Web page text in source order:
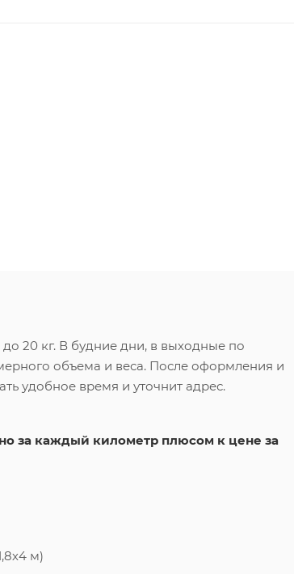
20 кг. В будние дни, в выходные по
объема и веса. После оформления и
удобное время и уточнит адрес.
за каждый километр плюсом к цене за
м)